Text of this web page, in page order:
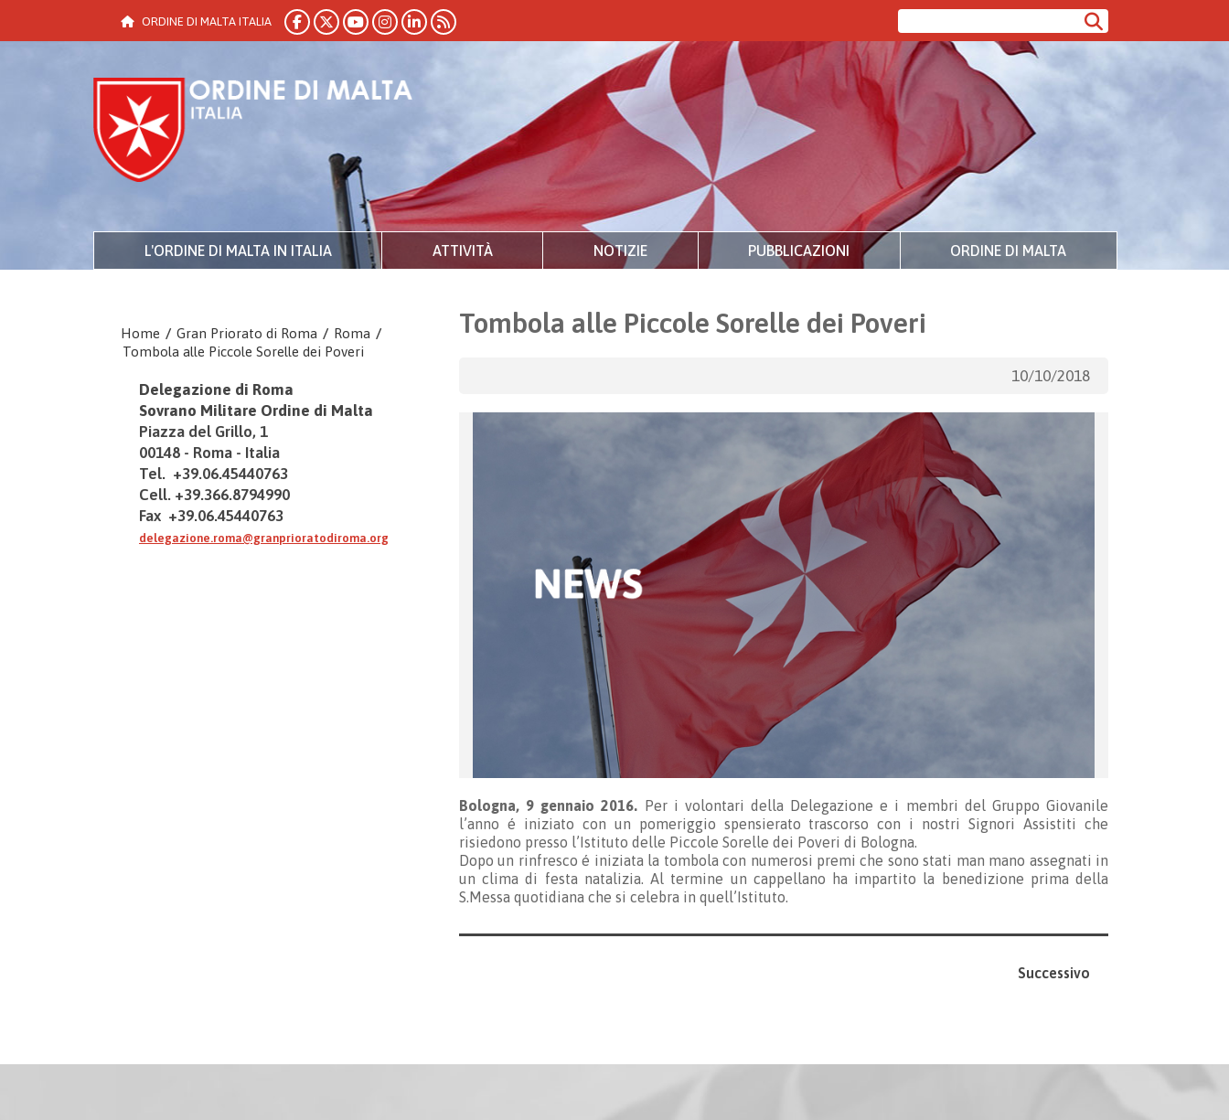
ORDINE DI MALTA ITALIA
L'ORDINE DI MALTA IN ITALIA ATTIVITÀ NOTIZIE PUBBLICAZIONI ORDINE DI MALTA
Home / Gran Priorato di Roma / Roma /
Tombola alle Piccole Sorelle dei Poveri
Delegazione di Roma
Sovrano Militare Ordine di Malta
Piazza del Grillo, 1
00148 - Roma - Italia
Tel. +39.06.45440763
Cell. +39.366.8794990
Fax +39.06.45440763
delegazione.roma@granprioratodiroma.org
Tombola alle Piccole Sorelle dei Poveri
10/10/2018
Bologna, 9 gennaio 2016. Per i volontari della Delegazione e i membri del Gruppo Giovanile
l’anno é iniziato con un pomeriggio spensierato trascorso con i nostri Signori Assistiti che
risiedono presso l’Istituto delle Piccole Sorelle dei Poveri di Bologna.
Dopo un rinfresco é iniziata la tombola con numerosi premi che sono stati man mano assegnati in
un clima di festa natalizia. Al termine un cappellano ha impartito la benedizione prima della
S.Messa quotidiana che si celebra in quell’Istituto.
Successivo